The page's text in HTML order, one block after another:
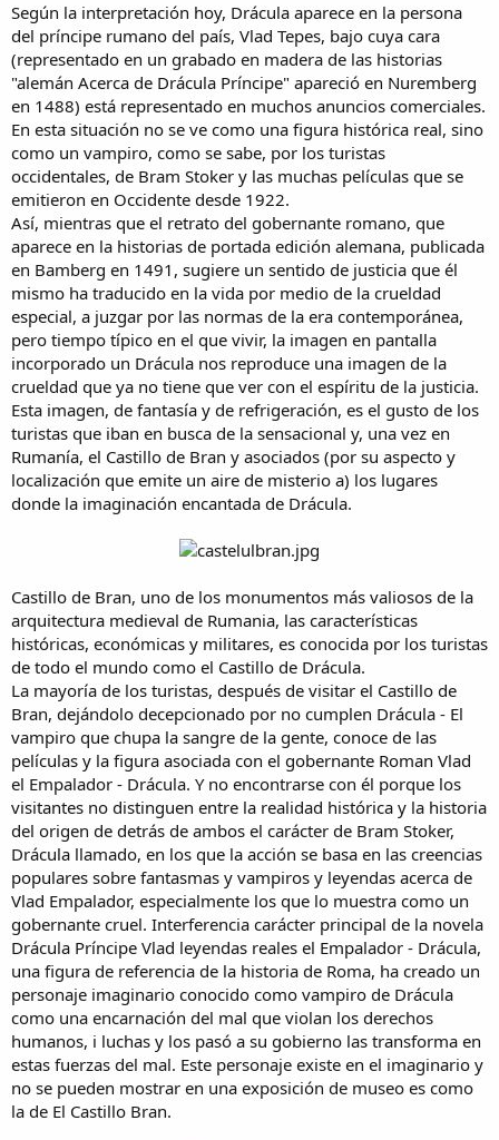
Según la interpretación hoy, Drácula aparece en la persona
del príncipe rumano del país, Vlad Tepes, bajo cuya cara
(representado en un grabado en madera de las historias
"alemán Acerca de Drácula Príncipe" apareció en Nuremberg
en 1488) está representado en muchos anuncios comerciales.
En esta situación no se ve como una figura histórica real, sino
como un vampiro, como se sabe, por los turistas
occidentales, de Bram Stoker y las muchas películas que se
emitieron en Occidente desde 1922.
Así, mientras que el retrato del gobernante romano, que
aparece en la historias de portada edición alemana, publicada
en Bamberg en 1491, sugiere un sentido de justicia que él
mismo ha traducido en la vida por medio de la crueldad
especial, a juzgar por las normas de la era contemporánea,
pero tiempo típico en el que vivir, la imagen en pantalla
incorporado un Drácula nos reproduce una imagen de la
crueldad que ya no tiene que ver con el espíritu de la justicia.
Esta imagen, de fantasía y de refrigeración, es el gusto de los
turistas que iban en busca de la sensacional y, una vez en
Rumanía, el Castillo de Bran y asociados (por su aspecto y
localización que emite un aire de misterio a) los lugares
donde la imaginación encantada de Drácula.
Castillo de Bran, uno de los monumentos más valiosos de la
arquitectura medieval de Rumania, las características
históricas, económicas y militares, es conocida por los turistas
de todo el mundo como el Castillo de Drácula.
La mayoría de los turistas, después de visitar el Castillo de
Bran, dejándolo decepcionado por no cumplen Drácula - El
vampiro que chupa la sangre de la gente, conoce de las
películas y la figura asociada con el gobernante Roman Vlad
el Empalador - Drácula. Y no encontrarse con él porque los
visitantes no distinguen entre la realidad histórica y la historia
del origen de detrás de ambos el carácter de Bram Stoker,
Drácula llamado, en los que la acción se basa en las creencias
populares sobre fantasmas y vampiros y leyendas acerca de
Vlad Empalador, especialmente los que lo muestra como un
gobernante cruel. Interferencia carácter principal de la novela
Drácula Príncipe Vlad leyendas reales el Empalador - Drácula,
una figura de referencia de la historia de Roma, ha creado un
personaje imaginario conocido como vampiro de Drácula
como una encarnación del mal que violan los derechos
humanos, i luchas y los pasó a su gobierno las transforma en
estas fuerzas del mal. Este personaje existe en el imaginario y
no se pueden mostrar en una exposición de museo es como
la de El Castillo Bran.